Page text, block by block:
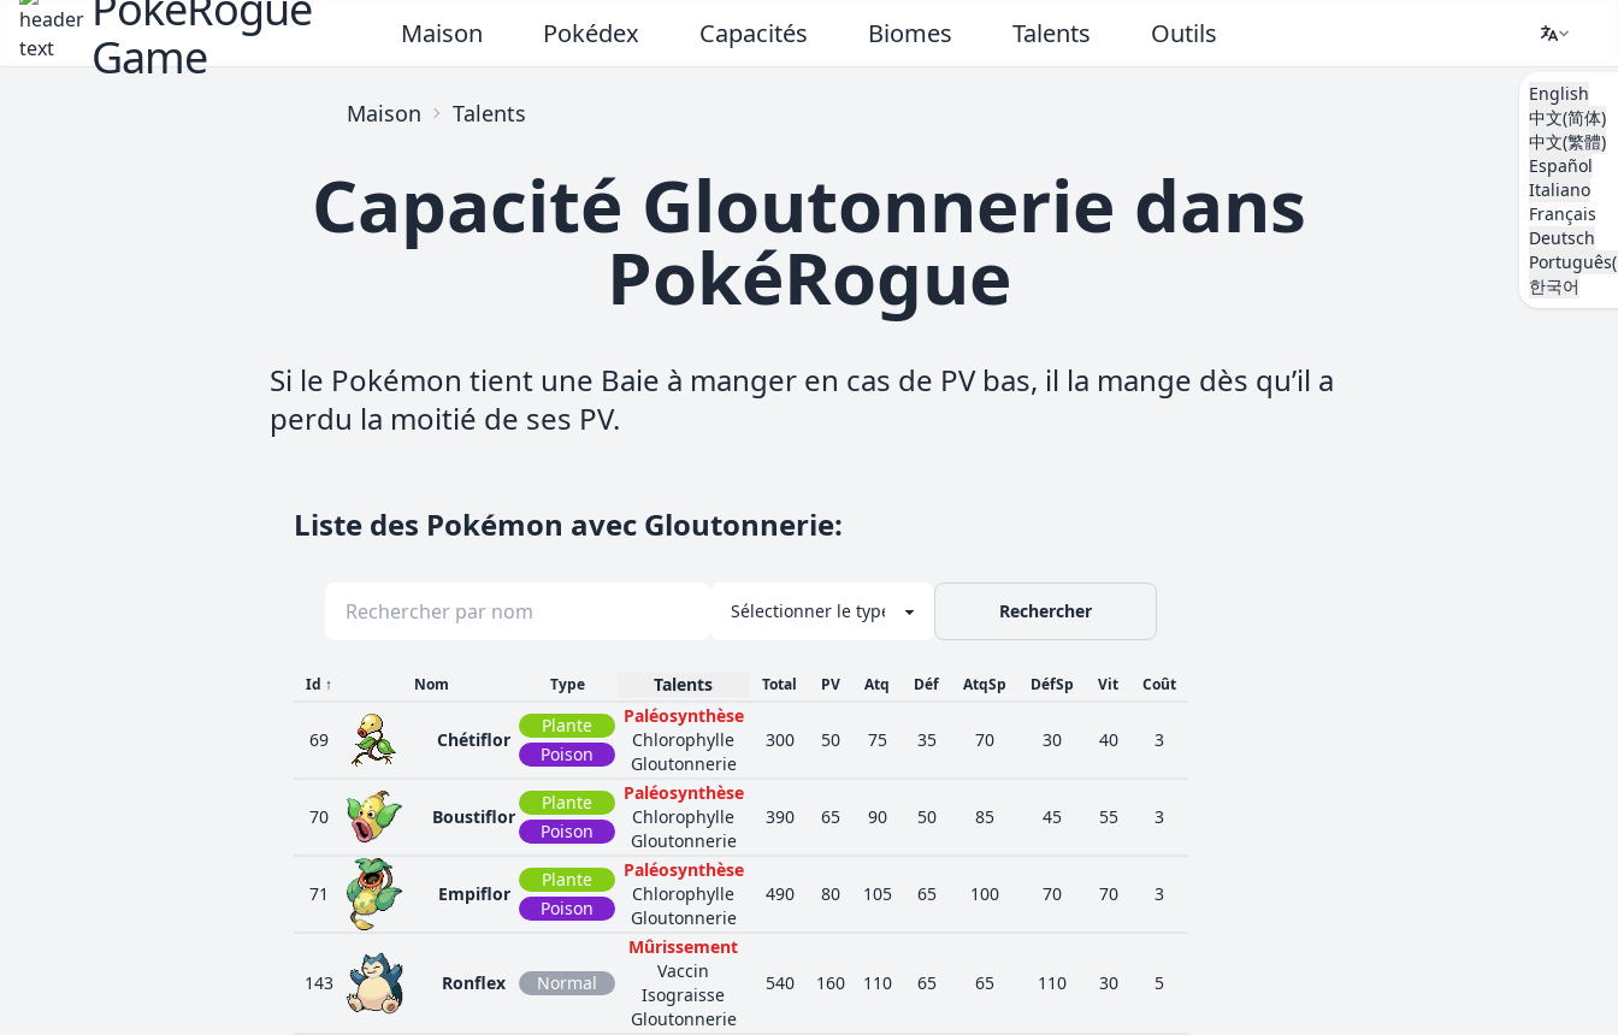
Game
Maison Pokédex Capacités Biomes Talents Outils
English
中文(简体)
中文(繁體)
Español
Italiano
Français
Deutsch
한국어
Maison Talents
Capacité Gloutonnerie dans
PokéRogue
Si le Pokémon tient une Baie à manger en cas de PV bas, il la mange dès qu’il a
perdu la moitié de ses PV.
Liste des Pokémon avec Gloutonnerie:
Rechercher
Id ↑ Nom Type Talents Total PV Atq Déf AtqSp DéfSp Vit Coût
69 Chétiflor
Plante
Poison
Paléosynthèse
Chlorophylle
Gloutonnerie
300 50 75 35 70 30 40 3
70 Boustiflor
Plante
Poison
Paléosynthèse
Chlorophylle
Gloutonnerie
390 65 90 50 85 45 55 3
71 Empiflor
Plante
Poison
Paléosynthèse
Chlorophylle
Gloutonnerie
490 80 105 65 100 70 70 3
143 Ronflex Normal
Mûrissement
Vaccin
Isograisse
Gloutonnerie
540 160 110 65 65 110 30 5